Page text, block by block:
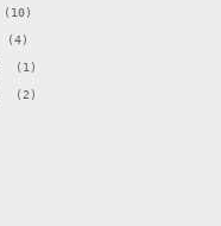
(10)
(4)
(1)
(2)